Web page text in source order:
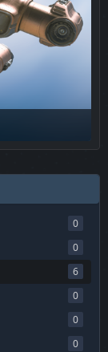
0
0
6
0
0
0